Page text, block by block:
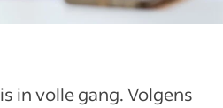
is in volle gang. Volgens